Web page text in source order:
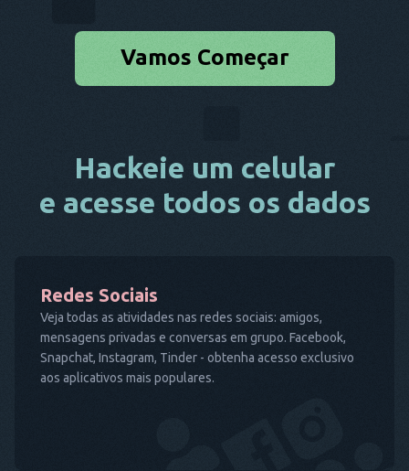
Vamos Começar
Hackeie um celular
e acesse todos os dados
Redes Sociais
Veja todas as atividades nas redes sociais: amigos,
mensagens privadas e conversas em grupo. Facebook,
Snapchat, Instagram, Tinder - obtenha acesso exclusivo
aos aplicativos mais populares.